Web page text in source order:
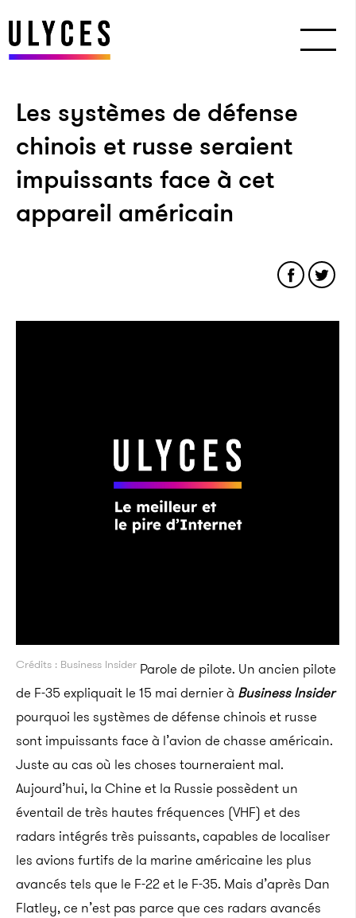
Les systèmes de défense
chinois et russe seraient
impuissants face à cet
appareil américain
Crédits : Business Insider Parole de pilote. Un ancien pilote
de F-35 expliquait le 15 mai dernier à Business Insider
pourquoi les systèmes de défense chinois et russe
sont impuissants face à l’avion de chasse américain.
Juste au cas où les choses tourneraient mal.
Aujourd’hui, la Chine et la Russie possèdent un
éventail de très hautes fréquences (VHF) et des
radars intégrés très puissants, capables de localiser
les avions furtifs de la marine américaine les plus
avancés tels que le F-22 et le F-35. Mais d’après Dan
Flatley, ce n’est pas parce que ces radars avancés